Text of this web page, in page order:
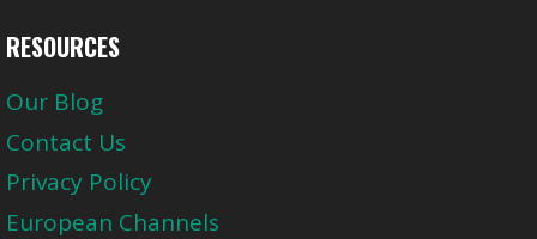
RESOURCES
Our Blog
Contact Us
Privacy Policy
European Channels